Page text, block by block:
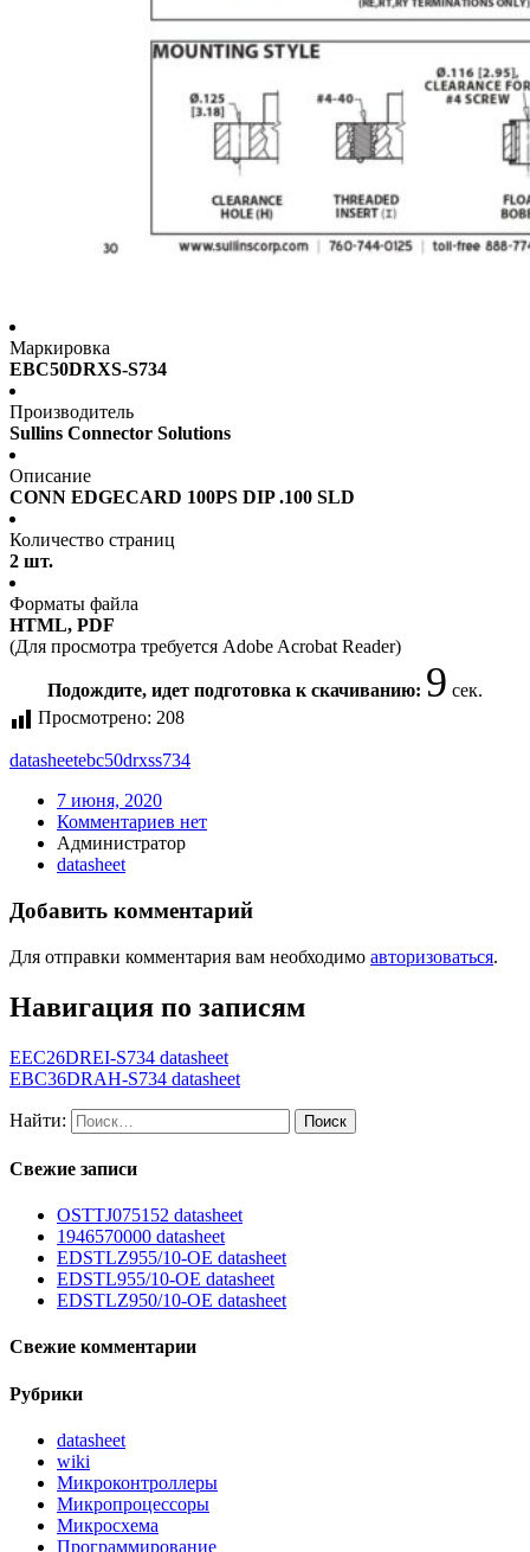
Маркировка
EBC50DRXS-S734
Производитель
Sullins Connector Solutions
Описание
CONN EDGECARD 100PS DIP .100 SLD
Количество страниц
2 шт.
Форматы файла
HTML, PDF
(Для просмотра требуется Adobe Acrobat Reader)
Подождите, идет подготовка к скачиванию: 9 сек.
Просмотрено: 208
datasheetebc50drxss734
7 июня, 2020
Комментариев нет
Администратор
datasheet
Добавить комментарий
Для отправки комментария вам необходимо авторизоваться.
Навигация по записям
EEC26DREI-S734 datasheet
EBC36DRAH-S734 datasheet
Найти:
Свежие записи
OSTTJ075152 datasheet
1946570000 datasheet
EDSTLZ955/10-OE datasheet
EDSTL955/10-OE datasheet
EDSTLZ950/10-OE datasheet
Свежие комментарии
Рубрики
datasheet
wiki
Микроконтроллеры
Микропроцессоры
Микросхема
Программирование